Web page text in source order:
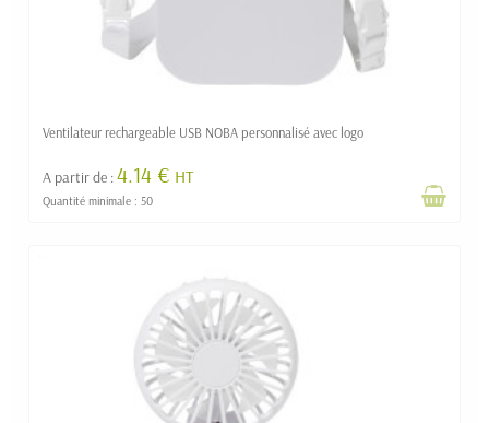
Ventilateur rechargeable USB NOBA personnalisé avec logo
A partir de :4.14 € HT
Quantité minimale : 50